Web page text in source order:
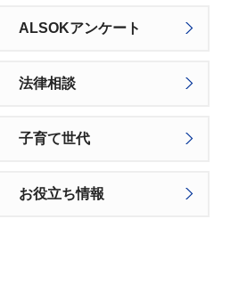
ALSOKアンケート
法律相談
子育て世代
お役立ち情報